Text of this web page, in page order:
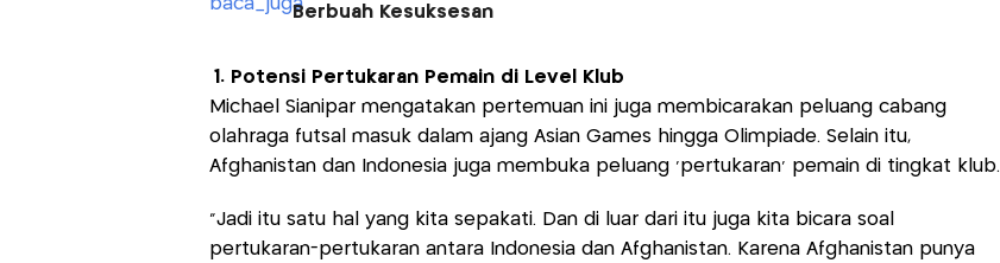
Berbuah Kesuksesan
1. Potensi Pertukaran Pemain di Level Klub
Michael Sianipar mengatakan pertemuan ini juga membicarakan peluang cabang
olahraga futsal masuk dalam ajang Asian Games hingga Olimpiade. Selain itu,
Afghanistan dan Indonesia juga membuka peluang 'pertukaran' pemain di tingkat klub.
"Jadi itu satu hal yang kita sepakati. Dan di luar dari itu juga kita bicara soal
pertukaran-pertukaran antara Indonesia dan Afghanistan. Karena Afghanistan punya